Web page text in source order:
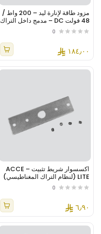
مزود طاقة لإنارة ليد – 200 واط /
48 فولت DC – مدمج داخل التراك
المغناطيسي 0
١٨٤٫٠٠
اكسسوار شريط تثبيت – ACCE
LITE (لنظام التراك المغناطيسي)
0
٦٫٩٠